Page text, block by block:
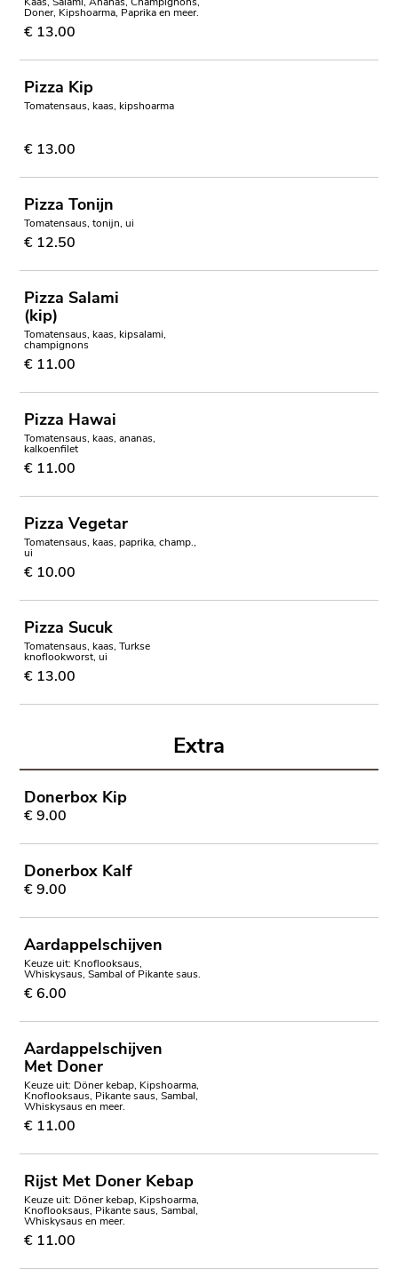
Doner, Kipshoarma, Paprika en meer.
€ 13.00
Pizza Kip
Tomatensaus, kaas, kipshoarma
€ 13.00
Pizza Tonijn
Tomatensaus, tonijn, ui
€ 12.50
Pizza Salami
(kip)
Tomatensaus, kaas, kipsalami,
champignons
€ 11.00
Pizza Hawai
Tomatensaus, kaas, ananas,
kalkoenfilet
€ 11.00
Pizza Vegetar
Tomatensaus, kaas, paprika, champ.,
ui
€ 10.00
Pizza Sucuk
Tomatensaus, kaas, Turkse
knoflookworst, ui
€ 13.00
Extra
Donerbox Kip
€ 9.00
Donerbox Kalf
€ 9.00
Aardappelschijven
Keuze uit: Knoflooksaus,
Whiskysaus, Sambal of Pikante saus.
€ 6.00
Aardappelschijven
Met Doner
Keuze uit: Döner kebap, Kipshoarma,
Knoflooksaus, Pikante saus, Sambal,
Whiskysaus en meer.
€ 11.00
Rijst Met Doner Kebap
Keuze uit: Döner kebap, Kipshoarma,
Knoflooksaus, Pikante saus, Sambal,
Whiskysaus en meer.
€ 11.00